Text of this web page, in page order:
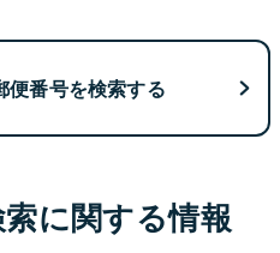
便番号を検索する
に関する情報